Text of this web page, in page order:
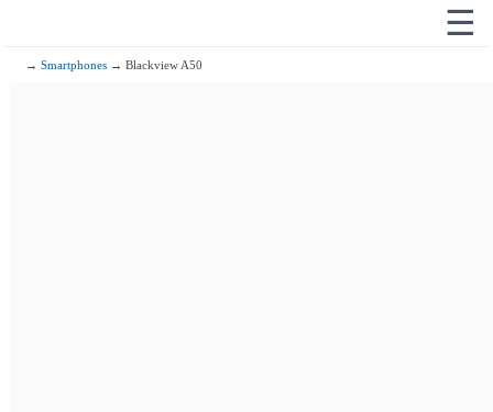
☰
→Smartphones → Blackview A50